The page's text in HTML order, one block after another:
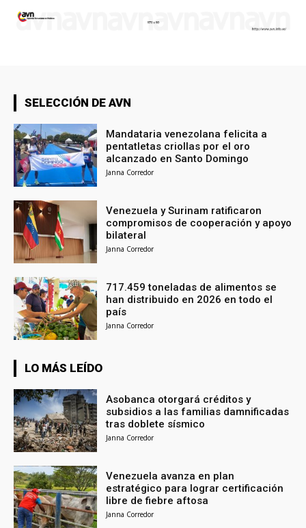
SELECCIÓN DE AVN
Mandataria venezolana felicita a
pentatletas criollas por el oro
alcanzado en Santo Domingo
Janna Corredor
Venezuela y Surinam ratificaron
compromisos de cooperación y apoyo
bilateral
Janna Corredor
717.459 toneladas de alimentos se
han distribuido en 2026 en todo el
país
Janna Corredor
LO MÁS LEÍDO
Asobanca otorgará créditos y
subsidios a las familias damnificadas
tras doblete sísmico
Janna Corredor
Venezuela avanza en plan
estratégico para lograr certificación
libre de fiebre aftosa
Janna Corredor